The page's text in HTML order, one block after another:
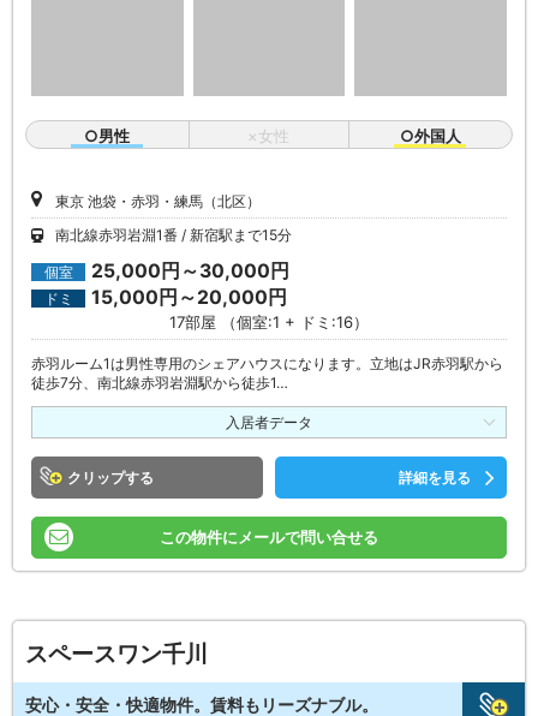
○男性 ×女性 ○外国人
東京 池袋・赤羽・練馬（北区）
南北線赤羽岩淵1番
新宿駅まで15分
個室 25,000円～30,000円
ドミ 15,000円～20,000円
17部屋 （個室:1 + ドミ:16）
赤羽ルーム1は男性専用のシェアハウスになります。立地はJR赤羽駅から
徒歩7分、南北線赤羽岩淵駅から徒歩1…
入居者データ
クリップ 詳細を見る
この物件にメールで問い合せる
スペースワン千川
安心・安全・快適物件。賃料もリーズナブル。